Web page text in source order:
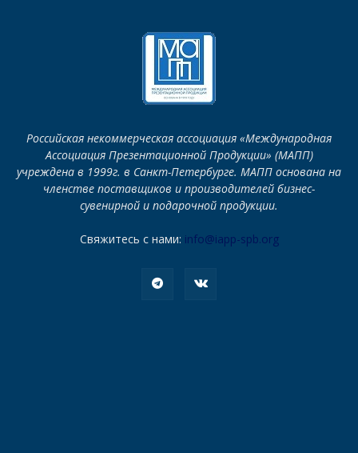
Российская некоммерческая ассоциация «Международная
Ассоциация Презентационной Продукции» (МАПП)
учреждена в 1999г. в Санкт-Петербурге. МАПП основана на
членстве поставщиков и производителей бизнес-
сувенирной и подарочной продукции.
Свяжитесь с нами: info@iapp-spb.org